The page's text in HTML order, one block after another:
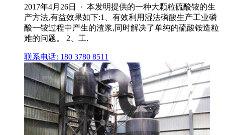
2017年4月26日 · 本发明提供的一种大颗粒硫酸铵的生
产方法,有益效果如下:1、有效利用湿法磷酸生产工业磷
酸一铵过程中产生的渣浆,同时解决了单纯的硫酸铵造粒
难的问题。 2、工.
联系电话: 180 3780 8511